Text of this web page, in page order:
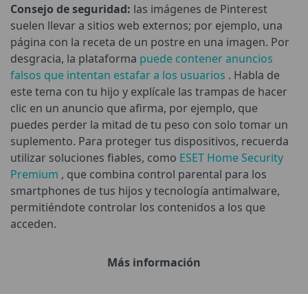
Consejo de seguridad: las imágenes de Pinterest
suelen llevar a sitios web externos; por ejemplo, una
página con la receta de un postre en una imagen. Por
desgracia, la plataforma puede contener anuncios
falsos que intentan estafar a los usuarios . Habla de
este tema con tu hijo y explícale las trampas de hacer
clic en un anuncio que afirma, por ejemplo, que
puedes perder la mitad de tu peso con solo tomar un
suplemento. Para proteger tus dispositivos, recuerda
utilizar soluciones fiables, como ESET Home Security
Premium , que combina control parental para los
smartphones de tus hijos y tecnología antimalware,
permitiéndote controlar los contenidos a los que
acceden.
Más información